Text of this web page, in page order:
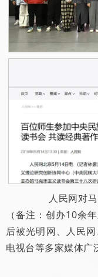
人民网对
（备注：创办10余
后被光明网、人民
电视台等多家媒体广